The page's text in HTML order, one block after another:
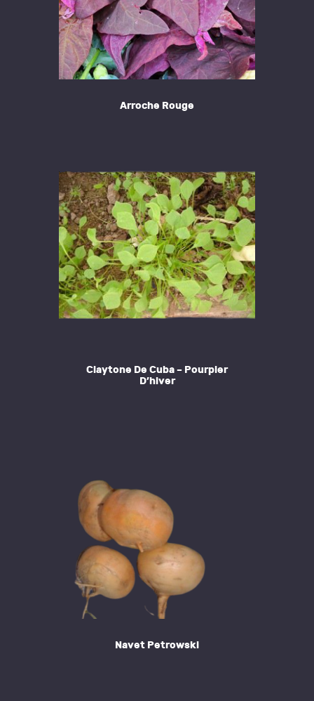
Arroche Rouge
Claytone De Cuba – Pourpier
D’hiver
Navet Petrowski